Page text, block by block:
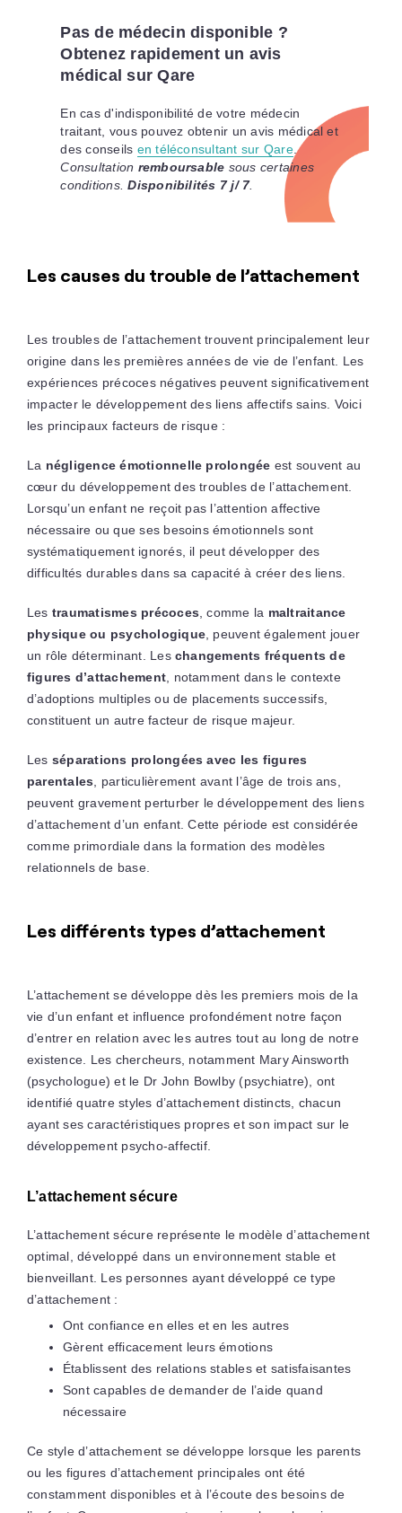
Pas de médecin disponible ?
Obtenez rapidement un avis
médical sur Qare
En cas d'indisponibilité de votre médecin
traitant, vous pouvez obtenir un avis médical et
des conseils en téléconsultant sur Qare.
Consultation remboursable sous certaines
conditions.Disponibilités 7 j/ 7.
Les causes du trouble de l’attachement
Les troubles de l’attachement trouvent principalement leur
origine dans les premières années de vie de l’enfant. Les
expériences précoces négatives peuvent significativement
impacter le développement des liens affectifs sains. Voici
les principaux facteurs de risque :
La négligence émotionnelle prolongée est souvent au
cœur du développement des troubles de l’attachement.
Lorsqu’un enfant ne reçoit pas l’attention affective
nécessaire ou que ses besoins émotionnels sont
systématiquement ignorés, il peut développer des
difficultés durables dans sa capacité à créer des liens.
Les traumatismes précoces , comme la maltraitance
physique ou psychologique , peuvent également jouer
un rôle déterminant. Les changements fréquents de
figures d’attachement , notamment dans le contexte
d’adoptions multiples ou de placements successifs,
constituent un autre facteur de risque majeur.
Les séparations prolongées avec les figures
parentales , particulièrement avant l’âge de trois ans,
peuvent gravement perturber le développement des liens
d’attachement d’un enfant. Cette période est considérée
comme primordiale dans la formation des modèles
relationnels de base.
Les différents types d’attachement
L’attachement se développe dès les premiers mois de la
vie d’un enfant et influence profondément notre façon
d’entrer en relation avec les autres tout au long de notre
existence. Les chercheurs, notamment Mary Ainsworth
(psychologue) et le Dr John Bowlby (psychiatre), ont
identifié quatre styles d’attachement distincts, chacun
ayant ses caractéristiques propres et son impact sur le
développement psycho-affectif.
L’attachement sécure
L’attachement sécure représente le modèle d’attachement
optimal, développé dans un environnement stable et
bienveillant. Les personnes ayant développé ce type
d’attachement :
Ont confiance en elles et en les autres
Gèrent efficacement leurs émotions
Établissent des relations stables et satisfaisantes
Sont capables de demander de l’aide quand
nécessaire
Ce style d’attachement se développe lorsque les parents
ou les figures d’attachement principales ont été
constamment disponibles et à l’écoute des besoins de